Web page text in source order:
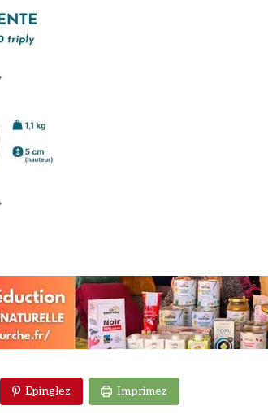
Epinglez Imprimez